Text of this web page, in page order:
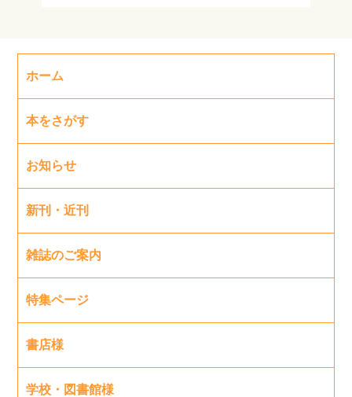
ホーム
本をさがす
お知らせ
新刊・近刊
雑誌のご案内
特集ページ
書店様
学校・図書館様